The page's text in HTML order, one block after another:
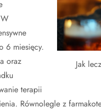
Jak
6 miesięcy.
oraz
terapii
Równolegle z